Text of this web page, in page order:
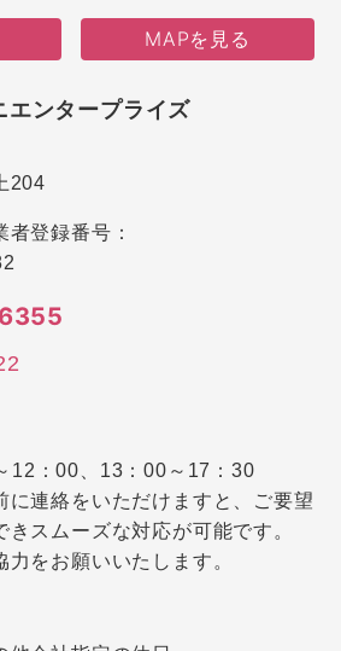
MAPを見る
エンタープライズ
204
登録番号：
12：00、13：00～17：30
連絡をいただけますと、ご要望
スムーズな対応が可能です。
をお願いいたします。